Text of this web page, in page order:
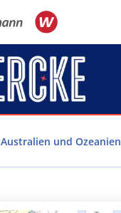
Australien und Ozeanien